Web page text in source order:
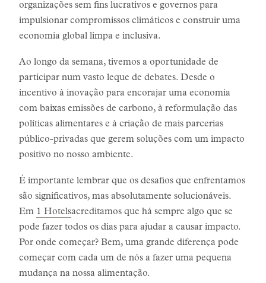
organizações sem fins lucrativos e governos para
impulsionar compromissos climáticos e construir uma
economia global limpa e inclusiva.
Ao longo da semana, tivemos a oportunidade de
participar num vasto leque de debates. Desde o
incentivo à inovação para encorajar uma economia
com baixas emissões de carbono, à reformulação das
políticas alimentares e à criação de mais parcerias
público-privadas que gerem soluções com um impacto
positivo no nosso ambiente.
É importante lembrar que os desafios que enfrentamos
são significativos, mas absolutamente solucionáveis.
Em 1 Hotelsacreditamos que há sempre algo que se
pode fazer todos os dias para ajudar a causar impacto.
Por onde começar? Bem, uma grande diferença pode
começar com cada um de nós a fazer uma pequena
mudança na nossa alimentação.